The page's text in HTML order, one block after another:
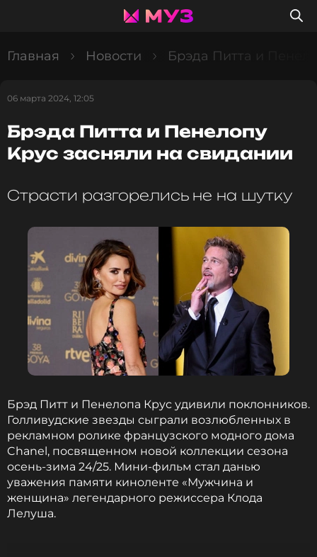
Главная Новости Брэда Питта и
06 марта 2024, 12:05
Брэда Питта и Пенелопу
Крус засняли на свидании
Страсти разгорелись не на шутку
Брэд Питт и Пенелопа Крус удивили поклонников.
Голливудские звезды сыграли возлюбленных в
рекламном ролике французского модного дома
Chanel, посвященном новой коллекции сезона
осень-зима 24/25. Мини-фильм стал данью
уважения памяти киноленте «Мужчина и
женщина» легендарного режиссера Клода
Лелуша.